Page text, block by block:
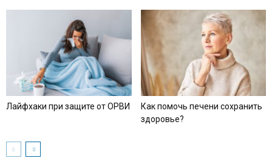
Лайфхаки при защите от ОРВИ
Как помочь печени сохранить
здоровье?